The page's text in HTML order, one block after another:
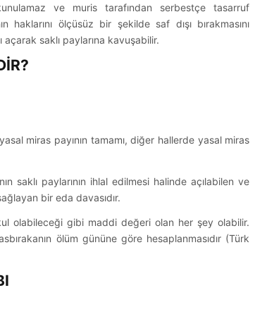
ve muris tarafından serbestçe tasarruf
haklarını ölçüsüz bir şekilde saf dışı bırakmasını
açarak saklı paylarına kavuşabilir.
miras payının tamamı, diğer hallerde yasal miras
saklı paylarının ihlal edilmesi halinde açılabilen ve
bir eda davasıdır.
olabileceği gibi maddi değeri olan her şey olabilir.
ölüm gününe göre hesaplanmasıdır (Türk